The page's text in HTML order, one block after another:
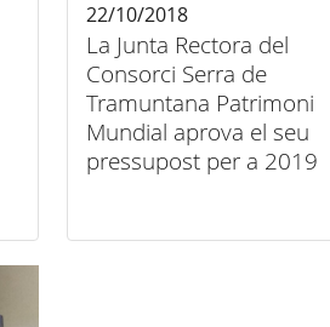
La Junta Rectora del
Consorci Serra de
Tramuntana Patrimoni
Mundial aprova el seu
pressupost per a 2019
22/10/2018